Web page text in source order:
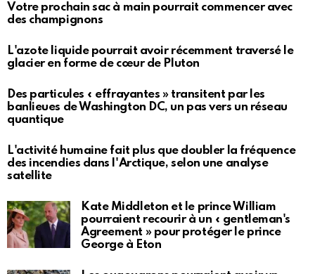
Votre prochain sac à main pourrait commencer avec
des champignons
L'azote liquide pourrait avoir récemment traversé le
glacier en forme de cœur de Pluton
Des particules « effrayantes » transitent par les
banlieues de Washington DC, un pas vers un réseau
quantique
L'activité humaine fait plus que doubler la fréquence
des incendies dans l'Arctique, selon une analyse
satellite
Kate Middleton et le prince William
pourraient recourir à un « gentleman's
Agreement » pour protéger le prince
George à Eton